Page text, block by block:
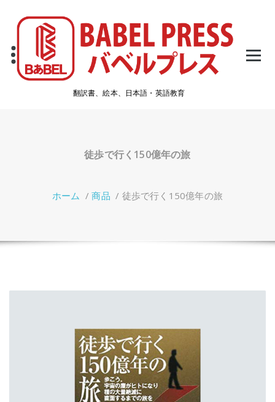
翻訳書、絵本、日本語・英語教育
徒歩で行く150億年の旅
ホーム /商品 / 徒歩で行く150億年の旅